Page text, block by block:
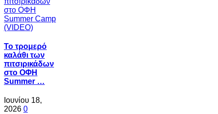
Το τρομερό
καλάθι των
πιτσιρικάδων
στο ΟΦΗ
Summer …
Ιουνίου 18,
2026 0